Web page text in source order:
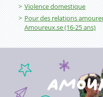
Violence domestique
Pour des relations
Amoureux.se (16-25 ans)